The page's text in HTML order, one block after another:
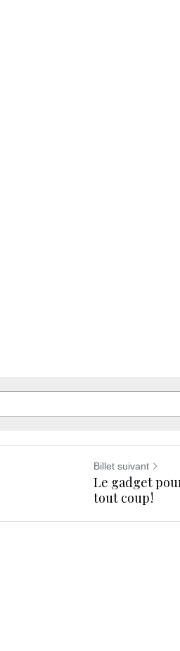
Billet suivant
Le gadget
tout coup !